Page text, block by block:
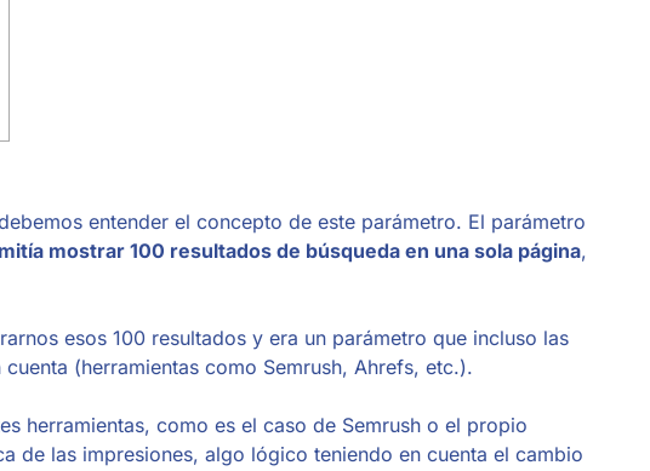
entender el concepto de este parámetro. El parámetro
mostrar 100 resultados de búsqueda en una sola página,
esos 100 resultados y era un parámetro que incluso las
(herramientas como Semrush, Ahrefs, etc.).
herramientas, como es el caso de Semrush o el propio
de las impresiones, algo lógico teniendo en cuenta el cambio